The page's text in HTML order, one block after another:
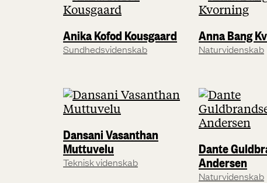
Anika Kofod Kousgaard
Sundhedsvidenskab
Anna Bang
Naturvidenskab
Dansani Vasanthan
Muttuvelu
Teknisk videnskab
Dante
Andersen
Naturvidenskab